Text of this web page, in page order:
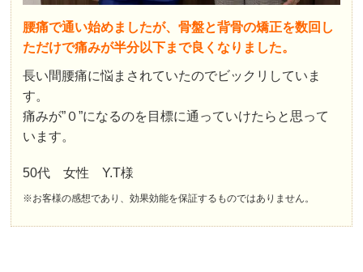
腰痛で通い始めましたが、骨盤と背骨の矯正を数回し
ただけで痛みが半分以下まで良くなりました。
長い間腰痛に悩まされていたのでビックリしていま
す。
痛みが”０”になるのを目標に通っていけたらと思って
います。
50代 女性 Y.T様
※お客様の感想であり、効果効能を保証するものではありません。